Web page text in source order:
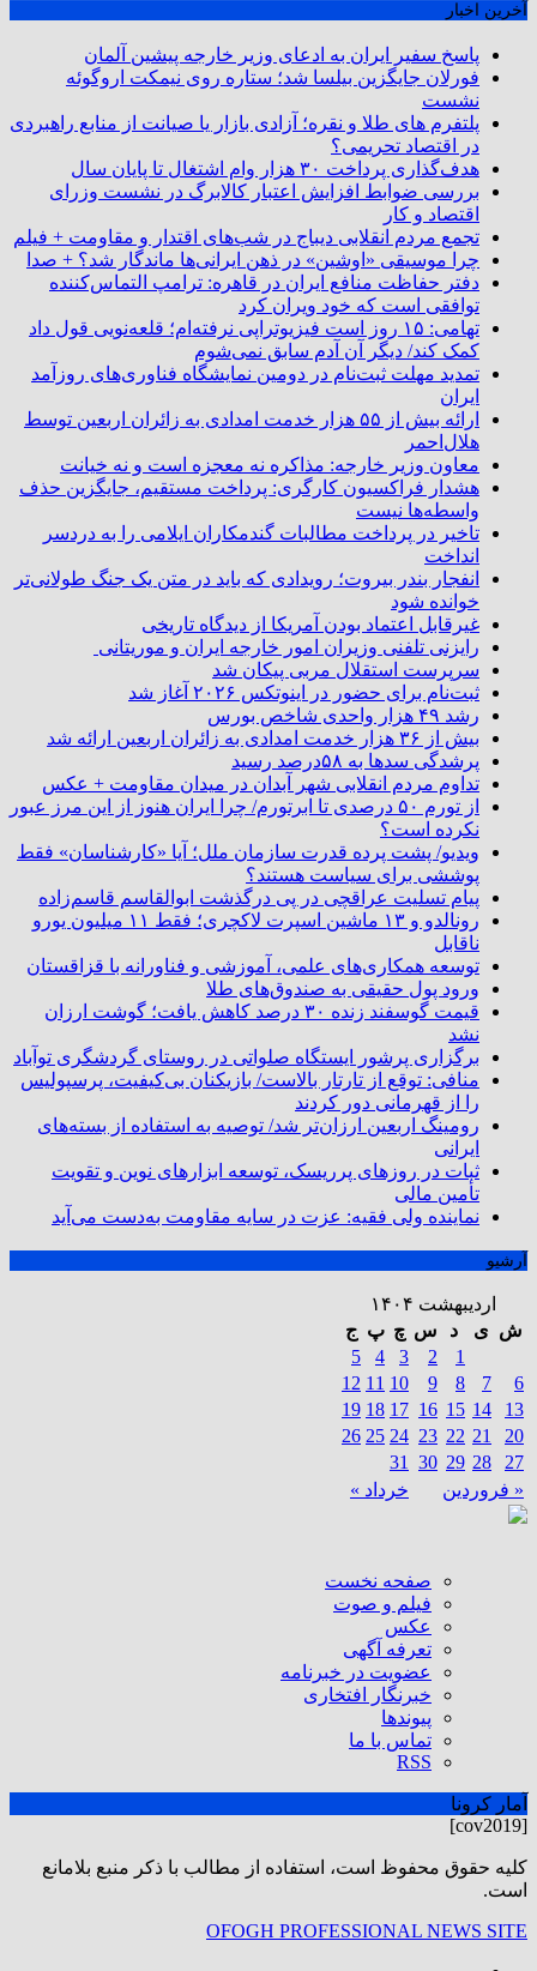
آخرین اخبار
پاسخ سفیر ایران به ادعای وزیر خارجه پیشین آلمان
فورلان جایگزین بیلسا شد؛ ستاره روی نیمکت اروگوئه
نشست
پلتفرم ‌های طلا و نقره؛ آزادی بازار یا صیانت از منابع راهبردی
در اقتصاد تحریمی؟
هدف‌گذاری پرداخت ۳۰ هزار وام اشتغال تا پایان سال
بررسی ضوابط افزایش اعتبار کالابرگ در نشست وزرای
اقتصاد و کار
تجمع مردم انقلابی دیباج در شب‌های اقتدار و مقاومت + فیلم
چرا موسیقی «اوشین» در ذهن ایرانی‌ها ماندگار شد؟ + صدا
دفتر حفاظت منافع ایران در قاهره: ترامپ التماس‌کننده
توافقی است که خود ویران کرد
تهامی: ۱۵ روز است فیزیوتراپی نرفته‌ام؛ قلعه‌نویی قول داد
کمک کند/ دیگر آن آدم سابق نمی‌شوم
تمدید مهلت ثبت‌نام در دومین نمایشگاه فناوری‌های روزآمد
ایران
ارائه بیش از ۵۵ هزار خدمت امدادی به زائران اربعین توسط
هلال‌احمر
معاون وزیر خارجه: مذاکره نه معجزه است و نه خیانت
هشدار فراکسیون کارگری: پرداخت مستقیم، جایگزین حذف
واسطه‌ها نیست
تاخیر در پرداخت مطالبات گندمکاران ایلامی را به دردسر
انداخت
انفجار بندر بیروت؛ رویدادی که باید در متن یک جنگ طولانی‌تر
خوانده شود
غیرقابل اعتماد بودن آمریکا از دیدگاه تاریخی
رایزنی تلفنی وزیران امور خارجه ایران و موریتانی
سرپرست استقلال مربی پیکان شد
ثبت‌نام برای حضور در اینوتکس ۲۰۲۶ آغاز شد
رشد ۴۹ هزار واحدی شاخص بورس
بیش از ۳۶ هزار خدمت امدادی به زائران اربعین ارائه شد
پرشدگی سدها به ۵۸درصد رسید
تداوم مردم انقلابی شهر آبدان در میدان مقاومت + عکس
از تورم ۵۰ درصدی تا ابرتورم/ چرا ایران هنوز از این مرز عبور
نکرده است؟
ویدیو/ پشت پرده قدرت سازمان ملل؛ آیا «کارشناسان» فقط
پوششی برای سیاست هستند؟
پیام تسلیت عراقچی در پی درگذشت ابوالقاسم قاسم‌زاده
رونالدو و ۱۳ ماشین اسپرت لاکچری؛ فقط ۱۱ میلیون یورو
ناقابل
توسعه همکاری‌های علمی، آموزشی و فناورانه با قزاقستان
ورود پول حقیقی به صندوق‌های طلا
قیمت گوسفند زنده ۳۰ درصد کاهش یافت؛ گوشت ارزان
نشد
برگزاری پرشور ایستگاه صلواتی در روستای گردشگری توآباد
منافی: توقع از تارتار بالاست/ بازیکنان بی‌کیفیت، پرسپولیس
را از قهرمانی دور کردند
رومینگ اربعین ارزان‌تر شد/ توصیه به استفاده از بسته‌های
ایرانی
ثبات در روزهای پرریسک، توسعه ابزارهای نوین و تقویت
تأمین مالی
نماینده ولی فقیه: عزت در سایه مقاومت به‌دست می‌آید
آرشیو
اردیبهشت ۱۴۰۴
ش ی د س چ پ ج
« فروردین خرداد »
1
2
3
4
5
6
7
8
9
10
11
12
13
14
15
16
17
18
19
20
21
22
23
24
25
26
27
28
29
30
31
صفحه نخست
فیلم و صوت
عکس
تعرفه آگهی
عضویت در خبرنامه
خبرنگار افتخاری
پیوندها
تماس با ما
RSS
آمار کرونا
[cov2019]
كليه حقوق محفوظ است، استفاده از مطالب با ذكر منبع بلامانع
است.
OFOGH PROFESSIONAL NEWS SITE